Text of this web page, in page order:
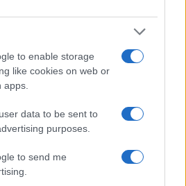
to enable storage
like cookies on web or
data to be sent to
purposes.
to send me
teoria a requisito operativo
strategiche. Secondo le
non è soltanto la
center, ma la capacità di
europee comeNIS2
Actintrodurranno
trasparenza della
supply
L’inchiesta rivela che